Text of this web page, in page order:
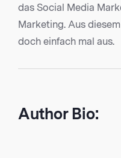
das Social Media
Marketing. Aus
doch einfach mal aus.
Author Bio: